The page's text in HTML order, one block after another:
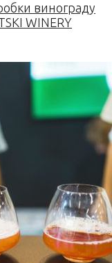
винограду
WINERY